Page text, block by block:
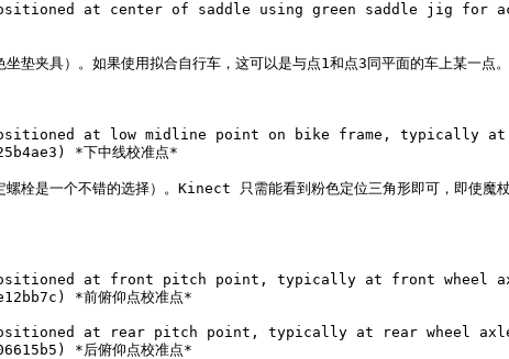
at center of saddle using green saddle jig for
垫夹具）。如果使用拟合自行车，这可以是与点1和点3同平面的车上某一点。
at low midline point on bike frame, typically
*下中线校准点*
螺栓是一个不错的选择）。Kinect 只需能看到粉色定位三角形即可，即使魔
at front pitch point, typically at front wheel
*前俯仰点校准点*
at rear pitch point, typically at rear wheel
*后俯仰点校准点*